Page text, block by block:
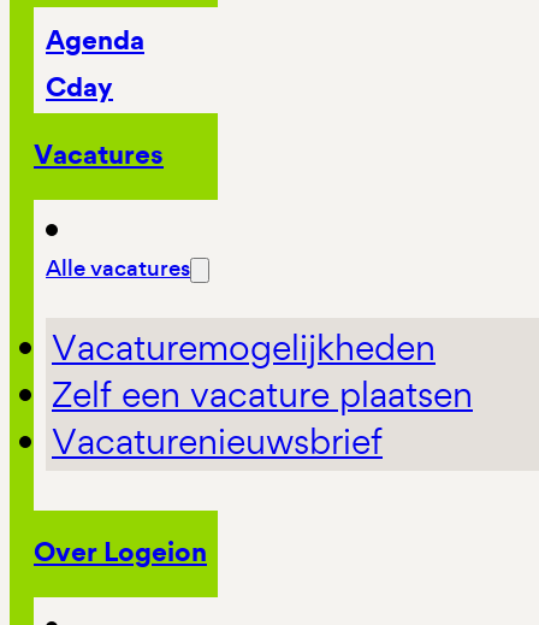
Agenda
Cday
Vacatures
Alle vacatures
Vacaturemogelijkheden
Zelf een vacature plaatsen
Vacaturenieuwsbrief
Over Logeion